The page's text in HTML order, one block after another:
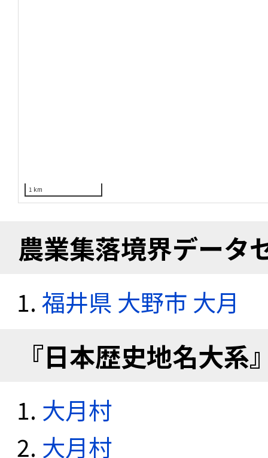
1 km
農業集落境界データ
福井県 大野市 大月
『日本歴史地名大
大月村
大月村